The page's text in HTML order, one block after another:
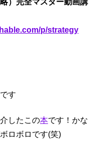
）完全マスター動画講
p/strategy
です
したこの本です！かな
ロボロです(笑)